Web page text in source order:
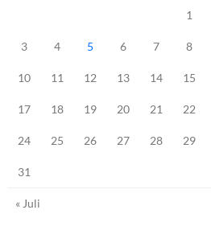
1
3 4 5 6 7 8
10 11 12 13 14 15
17 18 19 20 21 22
24 25 26 27 28 29
31
« Juli